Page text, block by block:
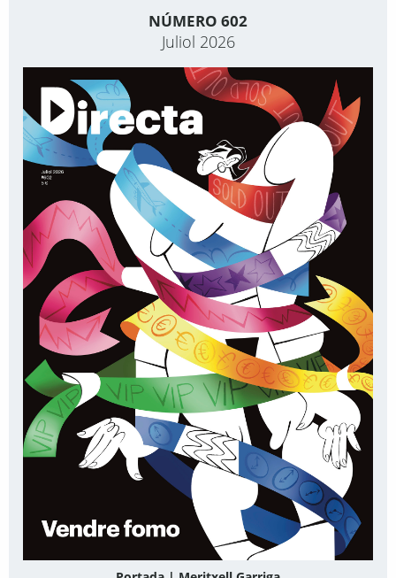
NÚMERO 602
Juliol 2026